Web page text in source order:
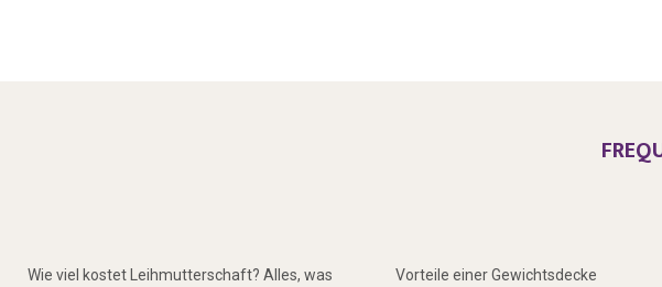
Wie viel kostet Leihmutterschaft? Alles, was Vorteile einer Gewichtsdecke